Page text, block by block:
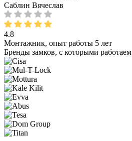
Саблин Вячеслав
4.8
Монтажник, опыт работы 5 лет
Бренды замков, с которыми работаем